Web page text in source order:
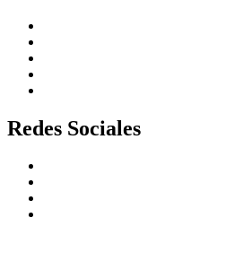
Redes Sociales